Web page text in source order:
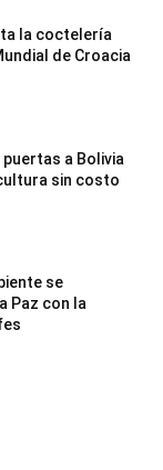
la coctelería
de Croacia
puertas a Bolivia
sin costo
se
Paz con la